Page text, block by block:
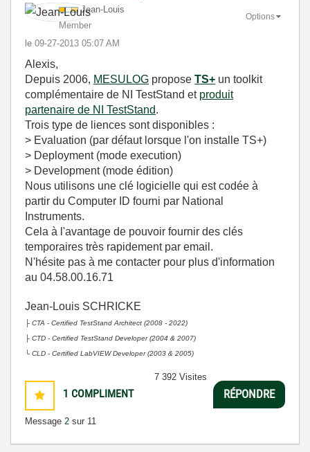
Jean-Louis
Member
le ‎09-27-2013 05:07 AM
Options
Alexis,
Depuis 2006, MESULOG propose TS+ un toolkit
complémentaire de NI TestStand et produit
partenaire de NI TestStand.
Trois type de liences sont disponibles :
> Evaluation (par défaut lorsque l'on installe TS+)
> Deployment (mode execution)
> Development (mode édition)
Nous utilisons une clé logicielle qui est codée à
partir du Computer ID fourni par National
Instruments.
Cela à l'avantage de pouvoir fournir des clés
temporaires très rapidement par email.
N'hésite pas à me contacter pour plus d'information
au 04.58.00.16.71
Jean-Louis SCHRICKE
├ CTA - Certified TestStand Architect (2008 - 2022)
├ CTD - Certified TestStand Developer (2004 & 2007)
└ CLD - Certified LabVIEW Developer (2003 & 2005)
1 COMPLIMENT
Message 2 sur 11
7 392 Visites
RÉPONDRE